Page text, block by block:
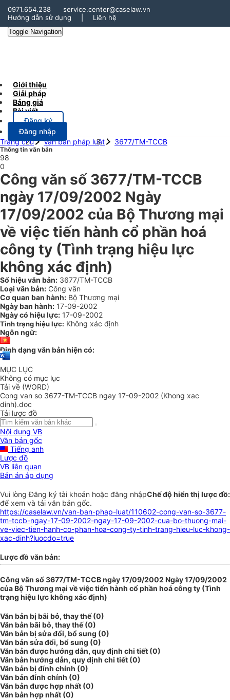
0971.654.238
service.center@caselaw.vn
Hướng dẫn sử dụng
Liên hệ
Toggle Navigation
Giới thiệu
Giải pháp
Bảng giá
Bài viết
Đăng ký
Đăng nhập
Trang chủ
Văn bản pháp luật 3677/TM-TCCB
Thông tin văn bản
98
0
Công văn số 3677/TM-TCCB
ngày 17/09/2002 Ngày
17/09/2002 của Bộ Thương mại
về việc tiến hành cổ phần hoá
công ty (Tình trạng hiệu lực
không xác định)
Số hiệu văn bản: 3677/TM-TCCB
Loại văn bản: Công văn
Cơ quan ban hành: Bộ Thương mại
Ngày ban hành: 17-09-2002
Ngày có hiệu lực: 17-09-2002
Tình trạng hiệu lực: Không xác định
Ngôn ngữ:
Định dạng văn bản hiện có:
MỤC LỤC
Không có mục lục
Tải về (WORD)
Cong van so 3677-TM-TCCB ngay 17-09-2002 (Khong xac
dinh).doc
Tải lược đồ
Nội dung VB
Văn bản gốc
Tiếng anh
Lược đồ
VB liên quan
Bản án áp dụng
Chế độ hiển thị lược đồ:
Vui lòngĐăng ký tài khoản hoặc đăng nhập
để xem và tải văn bản gốc.
https://caselaw.vn/van-ban-phap-luat/110602-cong-van-so-3677-
tm-tccb-ngay-17-09-2002-ngay-17-09-2002-cua-bo-thuong-mai-
ve-viec-tien-hanh-co-phan-hoa-cong-ty-tinh-trang-hieu-luc-khong-
xac-dinh?luocdo=true
Lược đồ văn bản:
Công văn số 3677/TM-TCCB ngày 17/09/2002 Ngày 17/09/2002
của Bộ Thương mại về việc tiến hành cổ phần hoá công ty (Tình
trạng hiệu lực không xác định)
Văn bản bị bãi bỏ, thay thế (0)
Văn bản bãi bỏ, thay thế (0)
Văn bản bị sửa đổi, bổ sung (0)
Văn bản sửa đổi, bổ sung (0)
Văn bản được hướng dẫn, quy định chi tiết (0)
Văn bản hướng dẫn, quy định chi tiết (0)
Văn bản bị đính chính (0)
Văn bản đính chính (0)
Văn bản được hợp nhất (0)
Văn bản hợp nhất (0)